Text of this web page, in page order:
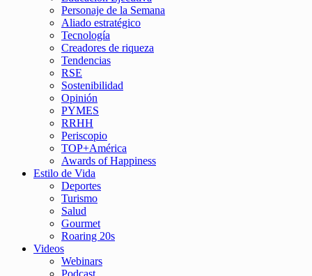
Personaje de la Semana
Aliado estratégico
Tecnología
Creadores de riqueza
Tendencias
RSE
Sostenibilidad
Opinión
PYMES
RRHH
Periscopio
TOP+América
Awards of Happiness
Estilo de Vida
Deportes
Turismo
Salud
Gourmet
Roaring 20s
Videos
Webinars
Podcast